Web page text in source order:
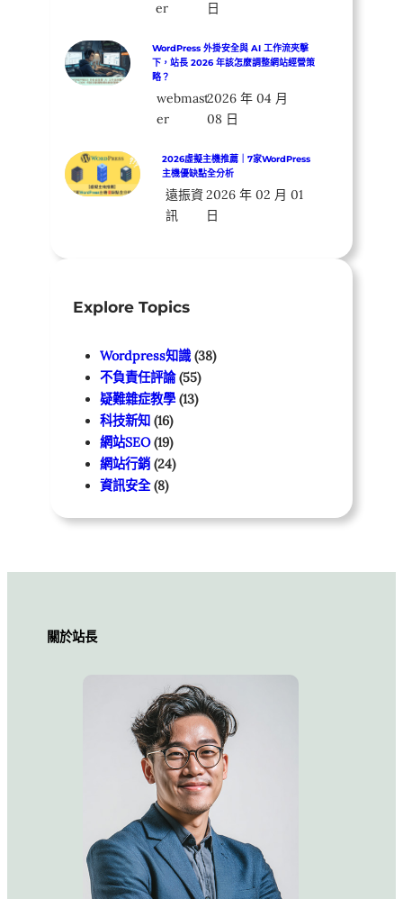
er 日
WordPress 外掛安全與 AI 工作流夾擊
下，站長 2026 年該怎麼調整網站經營策
略？
webmast
er
2026 年 04 月
08 日
2026虛擬主機推薦｜7家WordPress
主機優缺點全分析
遠振資
訊
2026 年 02 月 01
日
Explore Topics
Wordpress知識 (38)
不負責任評論(55)
疑難雜症教學 (13)
科技新知 (16)
網站SEO(19)
網站行銷 (24)
資訊安全(8)
關於站長